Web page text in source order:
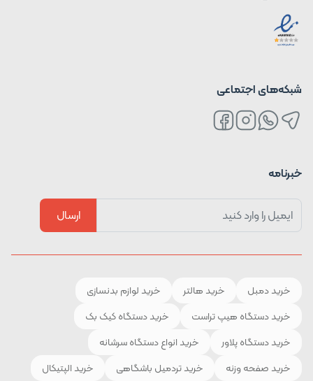
شبکه‌های اجتماعی
خبرنامه
ارسال
خرید دمبل خرید هالتر
خرید لوازم بدنسازی
خرید دستگاه هیپ تراست
خرید دستگاه کیک بک
خرید دستگاه پلاور
خرید انواع دستگاه سرشانه
خرید صفحه وزنه
خرید تردمیل باشگاهی خرید الپتیکال